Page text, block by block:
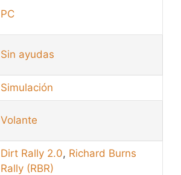
PC
Sin ayudas
Simulación
Volante
Dirt Rally 2.0, Richard Burns
Rally (RBR)